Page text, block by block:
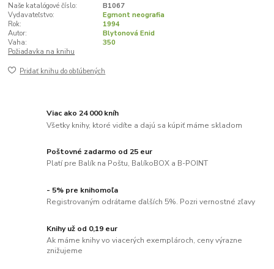
Naše katalógové číslo:
B1067
Vydavateľstvo:
Egmont neografia
Rok:
1994
Autor:
Blytonová Enid
Vaha:
350
Požiadavka na knihu
Pridať knihu do obľúbených
Viac ako 24 000 kníh
Všetky knihy, ktoré vidíte a dajú sa kúpiť máme skladom
Poštovné zadarmo od 25 eur
Platí pre Balík na Poštu, BalíkoBOX a B-POINT
- 5% pre knihomoľa
Registrovaným odrátame ďalších 5%. Pozri vernostné zľavy
Knihy už od 0,19 eur
Ak máme knihy vo viacerých exemplároch, ceny výrazne
znižujeme